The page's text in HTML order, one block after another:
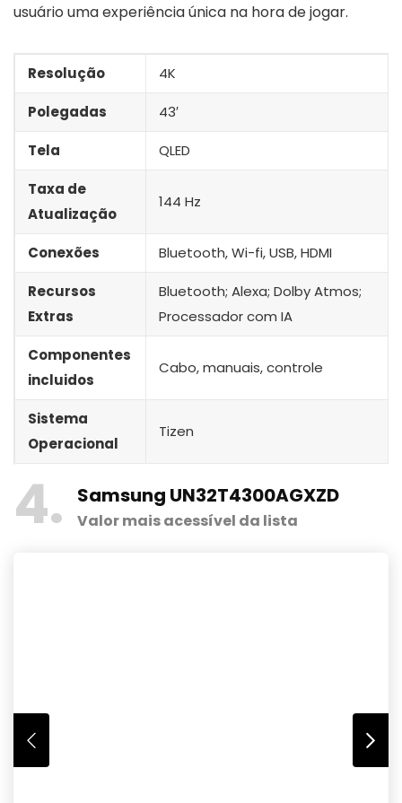
usuário uma experiência única na hora de jogar.
Resolução 4K
Polegadas 43′
Tela QLED
Taxa de
Atualização
144 Hz
Conexões Bluetooth, Wi-fi, USB, HDMI
Recursos
Extras
Bluetooth; Alexa; Dolby Atmos;
Processador com IA
Componentes
incluidos
Cabo, manuais, controle
Sistema
Operacional
Tizen
4 Samsung UN32T4300AGXZD
Valor mais acessível da lista